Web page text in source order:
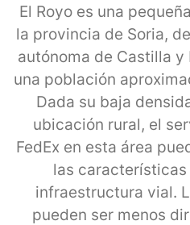
El Royo es una
la provincia de Soria,
autónoma de Castilla y
una población
Dada su baja
ubicación rural, el
FedEx en esta área
las
infraestructura vial.
pueden ser menos